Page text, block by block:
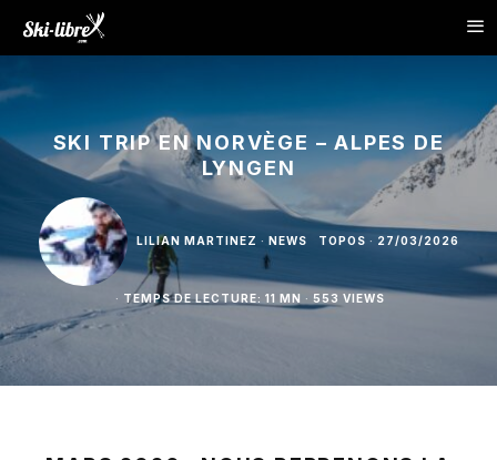
SKI TRIP EN NORVÈGE – ALPES DE
LYNGEN
LILIAN MARTINEZ · NEWS TOPOS · 27/03/2026
· TEMPS DE LECTURE: 11 MN · 553 VIEWS